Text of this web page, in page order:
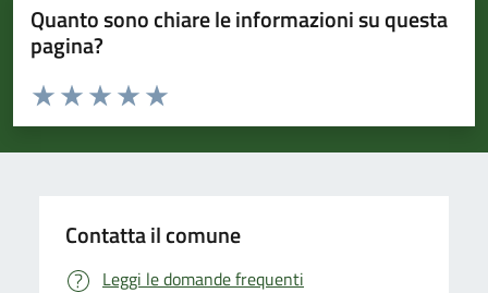
Quanto sono chiare le informazioni su questa
pagina?
Valuta da 1 a 5 stelle la pagina
Valuta 5 stelle su 5
Valuta 4 stelle su 5
Valuta 3 stelle su 5
Valuta 2 stelle su 5
Valuta 1 stelle su 5
Contatta il comune
Leggi le domande frequenti